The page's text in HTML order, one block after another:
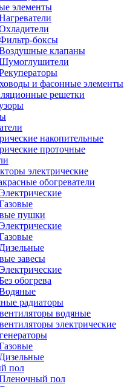
элементы
боксы
клапаны
и фасонные элементы
решетки
накопительные
проточные
электрические
обогреватели
пушки
Дизельные
завесы
обогрева
радиаторы
водяные
электрические
Дизельные
пол
пол